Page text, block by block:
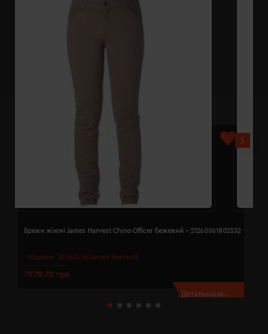
Модель: 2126006(James Harvest)
Брюки жіночі James Harvest Chino Officer бежевий - 21260061802532
7978.70 грн
Детальніше...